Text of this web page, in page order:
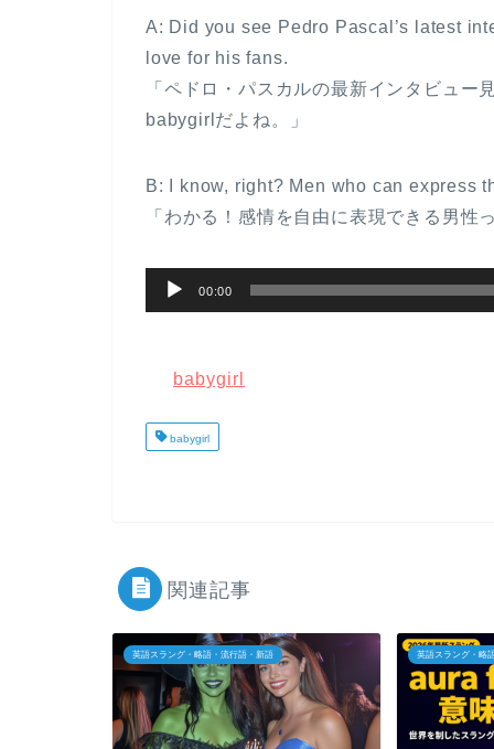
A: Did you see Pedro Pascal’s latest
love for his fans.
「ペドロ・パスカルの最新インタビュ
babygirlだよね。」
B: I know, right? Men who can express
「わかる！感情を自由に表現できる男
声
ヤ
00:00
babygirl
babygirl
関連記事
英語スラング・略語・流行語・新語 英語スラング・略